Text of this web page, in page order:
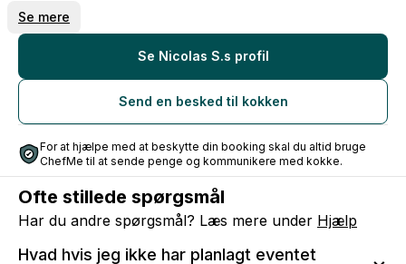
Se mere
Se Nicolas S.s profil
Send en besked til kokken
For at hjælpe med at beskytte din booking skal du altid bruge
ChefMe til at sende penge og kommunikere med kokke.
Ofte stillede spørgsmål
Har du andre spørgsmål? Læs mere under Hjælp
Hvad hvis jeg ikke har planlagt eventet